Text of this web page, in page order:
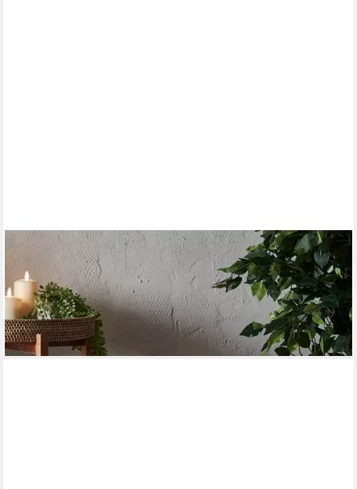
LIGHTS4FUN
LED Laterne 45cm Albury Gartenlaterne mit TruGlow® Outdoor
Kerze
44,99 € UVP64,99 €
-31%
lieferbar - in 5-6 Werktagen bei dir